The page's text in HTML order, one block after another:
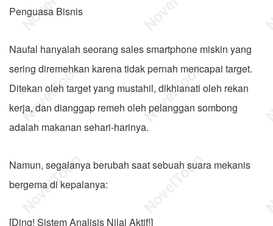
Penguasa Bisnis
Naufal hanyalah seorang sales smartphone miskin yang
sering diremehkan karena tidak pernah mencapai target.
Ditekan oleh target yang mustahil, dikhianati oleh rekan
kerja, dan dianggap remeh oleh pelanggan sombong
adalah makanan sehari-harinya.
Namun, segalanya berubah saat sebuah suara mekanis
bergema di kepalanya:
[Ding! Sistem Analisis Nilai Aktif!]